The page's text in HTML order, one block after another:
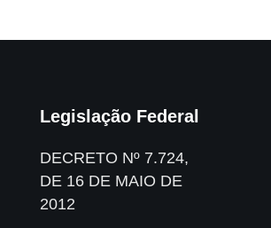
Legislação Federal
DECRETO Nº 7.724,
DE 16 DE MAIO DE
2012